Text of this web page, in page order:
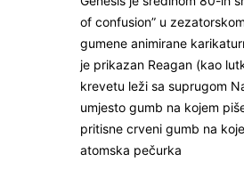
of confusion” u
gumene animirane
je prikazan Reagan (kao
krevetu leži sa suprugom
umjesto gumb na kojem
pritisne crveni gumb na
atomska pečurka